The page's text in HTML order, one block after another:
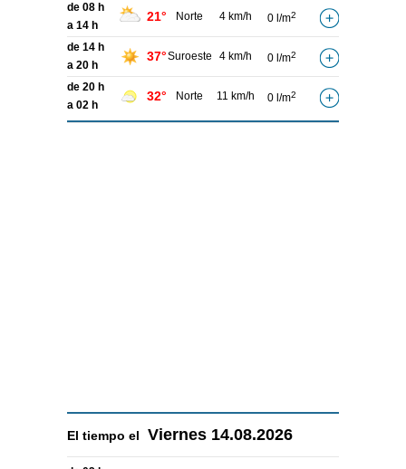
de 08 h
a 14 h
21° Norte 4 km/h 0 l/m2
de 14 h
a 20 h
37°Suroeste 4 km/h 0 l/m2
de 20 h
a 02 h
32° Norte 11 km/h 0 l/m2
El tiempo el Viernes 14.08.2026